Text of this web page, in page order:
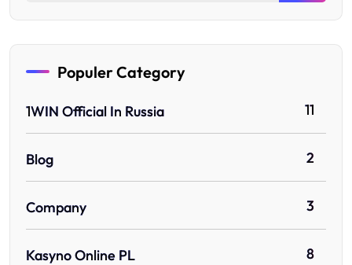
Populer Category
1WIN Official In Russia 11
Blog 2
Company 3
Kasyno Online PL 8